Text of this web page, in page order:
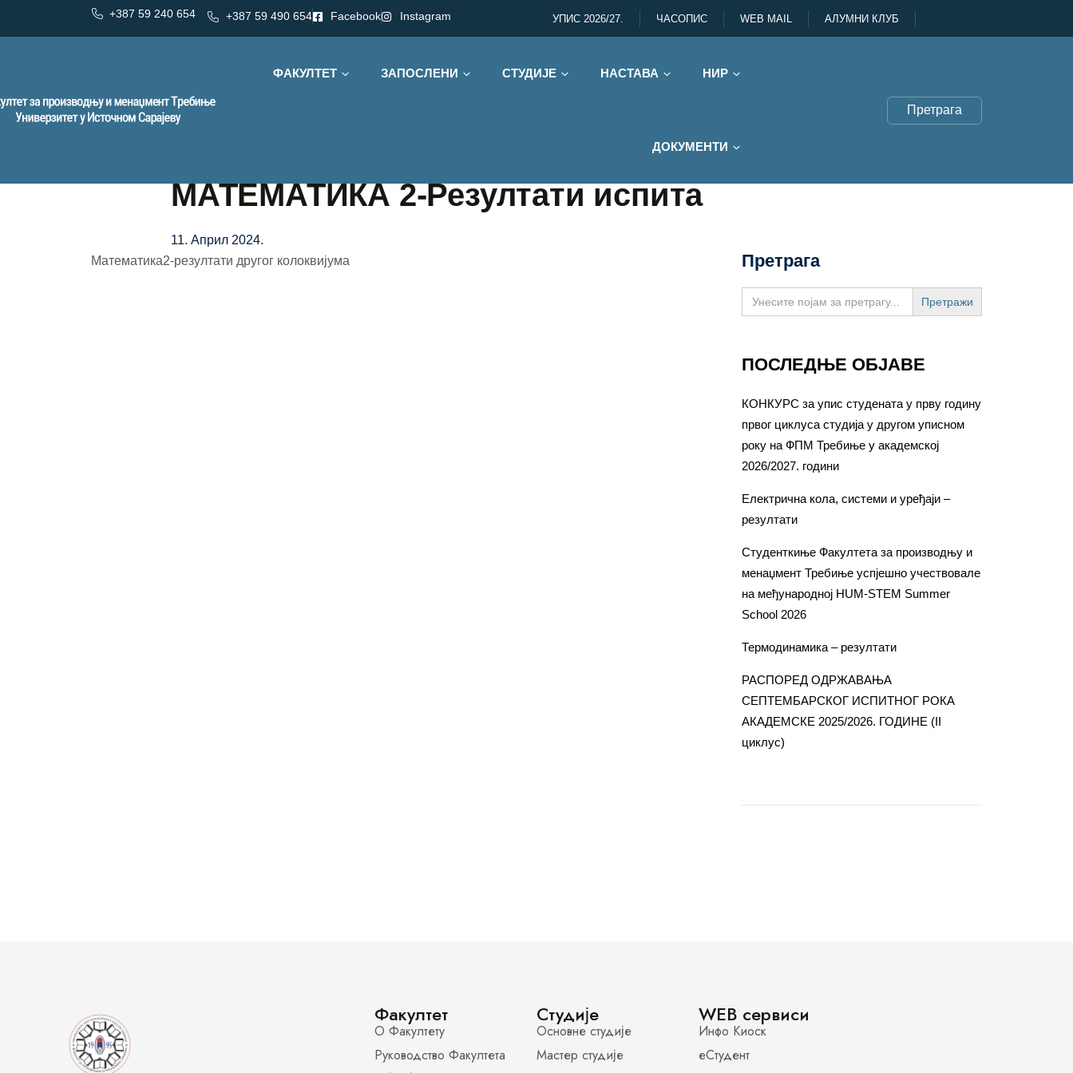
+387 59 240 654 +387 59 490 654 Facebook Instagram УПИС 2026/27. ЧАСОПИС WEB MAIL АЛУМНИ КЛУБ
ФАКУЛТЕТ ЗАПОСЛЕНИ СТУДИЈЕ НАСТАВА НИР
ДОКУМЕНТИ
Претрага
МАТЕМАТИКА 2-Резултати испита
11. Април 2024.
Математика2-резултати другог колоквијума
Претрага
Search
for:
ПОСЛЕДЊЕ ОБЈАВЕ
КОНКУРС за упис студената у прву годину
првог циклуса студија у другом уписном
року на ФПМ Требиње у академској
2026/2027. години
Електрична кола, системи и уређаји –
резултати
Студенткиње Факултета за производњу и
менаџмент Требиње успјешно учествовале
на међународној HUM-STEM Summer
School 2026
Термодинамика – резултати
РАСПОРЕД ОДРЖАВАЊА
СЕПТЕМБАРСКОГ ИСПИТНОГ РОКА
АКАДЕМСКЕ 2025/2026. ГОДИНЕ (II
циклус)
Факултет
О Факултету
Руководство Факултета
Студије
Основне студије
Мастер студије
WEB сервиси
Инфо Киоск
еСтудент